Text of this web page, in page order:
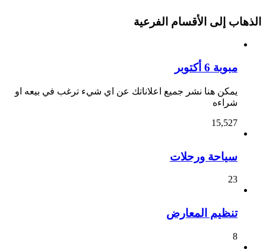
الذهاب إلى الأقسام الفرعية
مبوبة 6 أكتوبر
يمكن هنا نشر جميع اعلاناتك عن اي شيء ترغب في بيعه او
شراءه
15,527
سياحة ورحلات
23
تنظيم المعارض
8